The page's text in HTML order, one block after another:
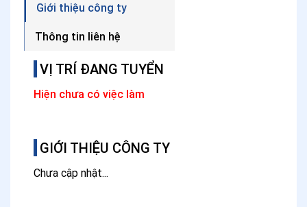
VỊ TRÍ ĐANG TUYỂN
Hiện chưa có việc làm
GIỚI THIỆU CÔNG TY
Chưa cập nhật...
Giới thiệu công ty
Thông tin liên hệ